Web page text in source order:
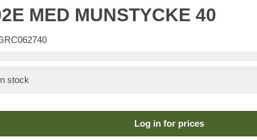
MED MUNSTYCKE 40
stock
Log in for prices